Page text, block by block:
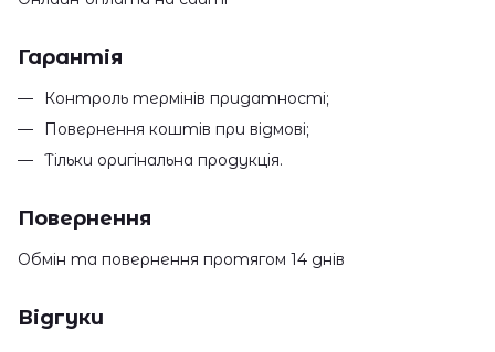
Гарантія
Контроль термінів придатності;
Повернення коштів при відмові;
Тільки оригінальна продукція.
Повернення
Обмін та повернення протягом 14 днів
Відгуки